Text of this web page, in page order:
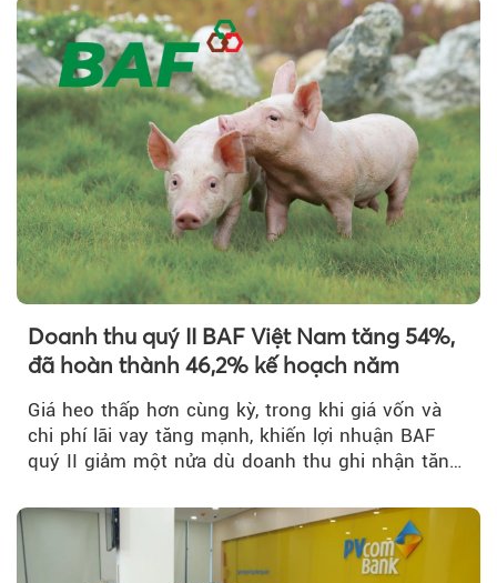
Theo
Doanh thu quý II BAF Việt Nam tăng 54%,
đã hoàn thành 46,2% kế hoạch năm
Giá heo thấp hơn cùng kỳ, trong khi giá vốn và
chi phí lãi vay tăng mạnh, khiến lợi nhuận BAF
quý II giảm một nửa dù doanh thu ghi nhận tăng